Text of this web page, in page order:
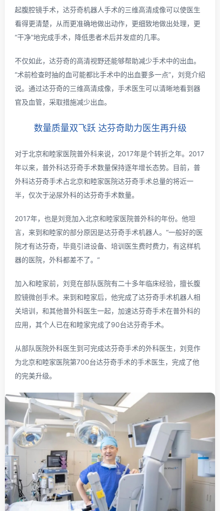
起腹腔镜手术，达芬奇机器人手术的三维高清成像可以使医生
看得更清楚，从而更准确地做出动作，更细致地做出处理，更
“干净”地完成手术，降低患者术后并发症的几率。
不仅如此，达芬奇的高清视野还能够帮助减少手术中的出血。
“术前检查时抽的血可能都比手术中的出血要多一点”，刘竞介绍
说。通过达芬奇的三维高清成像，手术医生可以清晰地看到器
官及血管，采取措施减少出血。
数量质量双飞跃 达芬奇助力医生再升级
对于北京和睦家医院普外科来说，2017年是个转折之年。2017
年以来，普外科达芬奇手术数量保持逐年增长态势。目前，普
外科达芬奇手术占北京和睦家医院达芬奇手术总量的将近一
半，仅次于泌尿外科的达芬奇手术数量。
2017年，也是刘竞加入北京和睦家医院普外科的年份。他坦
言，来到和睦家的部分原因是达芬奇手术机器人。“一般好的医
院才有达芬奇，毕竟引进设备、培训医生费时费力，有这样机
器的医院，外科都差不了。”
加入和睦家前，刘竞在部队医院有二十多年临床经验，擅长腹
腔镜微创手术。来到和睦家后，他完成了达芬奇手术机器人相
关培训，和其他普外科医生一起，加速达芬奇手术在普外科的
应用，其个人已在和睦家完成了90台达芬奇手术。
从部队医院外科医生到可完成达芬奇手术的外科医生，刘竞作
为北京和睦家医院第700台达芬奇手术的手术医生，完成了他
的完美升级。